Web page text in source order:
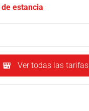
estancia
Ver todas las tarifas